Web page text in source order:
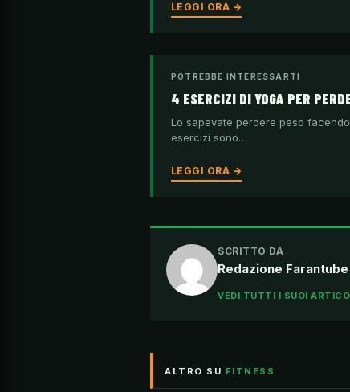
LEGGI ORA →
POTREBBE INTERESSARTI
4 ESERCIZI DI YOGA PER
Lo sapevate perdere peso
esercizi sono…
LEGGI ORA →
SCRITTO DA
Redazione Farantube
VEDI TUTTI I SUOI
ALTRO SU FITNESS